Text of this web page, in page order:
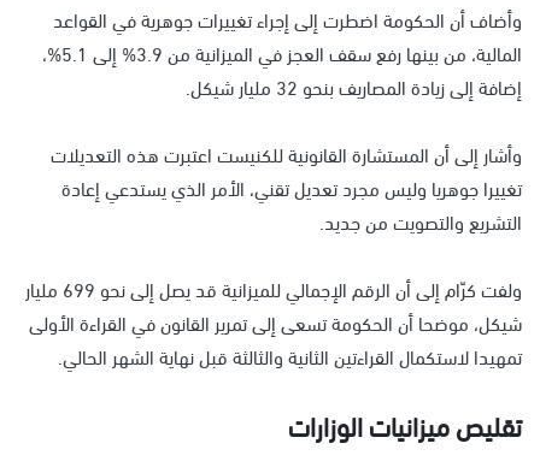
وأضاف أن الحكومة اضطرت إلى إجراء تغييرات جوهرية في القواعد
المالية، من بينها رفع سقف العجز في الميزانية من 3.9% إلى 5.1%،
إضافة إلى زيادة المصاريف بنحو 32 مليار شيكل.
وأشار إلى أن المستشارة القانونية للكنيست اعتبرت هذه التعديلات
تغييرا جوهريا وليس مجرد تعديل تقني، الأمر الذي يستدعي إعادة
التشريع والتصويت من جديد.
ولفت كرّام إلى أن الرقم الإجمالي للميزانية قد يصل إلى نحو 699 مليار
شيكل، موضحا أن الحكومة تسعى إلى تمرير القانون في القراءة الأولى
تمهيدا لاستكمال القراءتين الثانية والثالثة قبل نهاية الشهر الحالي.
تقليص ميزانيات الوزارات